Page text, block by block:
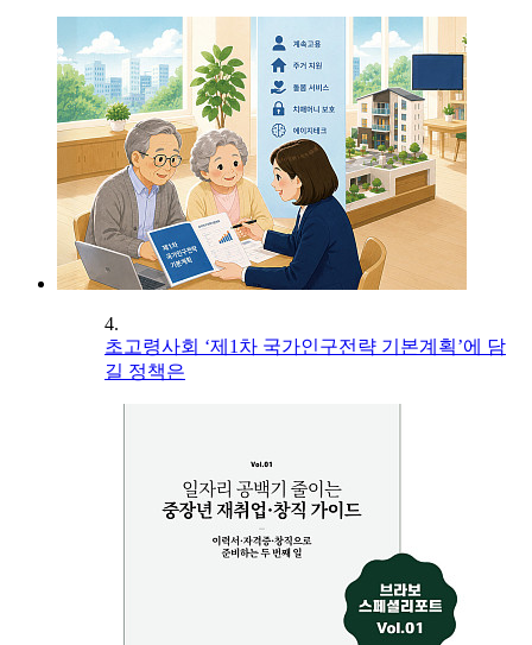
4.
초고령사회 ‘제1차 국가인구전략 기본계획’에 담
길 정책은